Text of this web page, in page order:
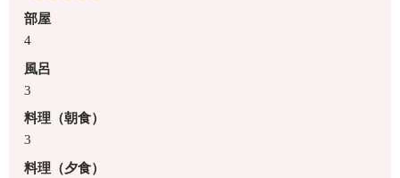
部屋
4
風呂
3
料理（朝食）
3
料理（夕食）